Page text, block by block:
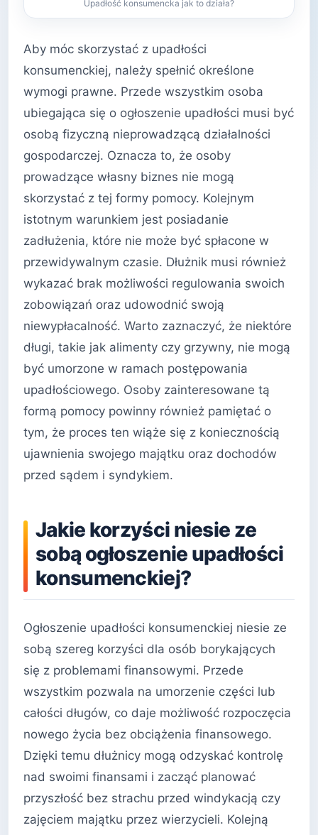
Upadłość konsumencka jak to działa?
Aby móc skorzystać z upadłości
konsumenckiej, należy spełnić określone
wymogi prawne. Przede wszystkim osoba
ubiegająca się o ogłoszenie upadłości musi być
osobą fizyczną nieprowadzącą działalności
gospodarczej. Oznacza to, że osoby
prowadzące własny biznes nie mogą
skorzystać z tej formy pomocy. Kolejnym
istotnym warunkiem jest posiadanie
zadłużenia, które nie może być spłacone w
przewidywalnym czasie. Dłużnik musi również
wykazać brak możliwości regulowania swoich
zobowiązań oraz udowodnić swoją
niewypłacalność. Warto zaznaczyć, że niektóre
długi, takie jak alimenty czy grzywny, nie mogą
być umorzone w ramach postępowania
upadłościowego. Osoby zainteresowane tą
formą pomocy powinny również pamiętać o
tym, że proces ten wiąże się z koniecznością
ujawnienia swojego majątku oraz dochodów
przed sądem i syndykiem.
Jakie korzyści niesie ze
sobą ogłoszenie upadłości
konsumenckiej?
Ogłoszenie upadłości konsumenckiej niesie ze
sobą szereg korzyści dla osób borykających
się z problemami finansowymi. Przede
wszystkim pozwala na umorzenie części lub
całości długów, co daje możliwość rozpoczęcia
nowego życia bez obciążenia finansowego.
Dzięki temu dłużnicy mogą odzyskać kontrolę
nad swoimi finansami i zacząć planować
przyszłość bez strachu przed windykacją czy
zajęciem majątku przez wierzycieli. Kolejną